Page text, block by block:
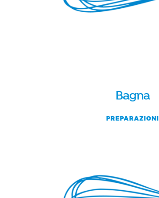
Bagna
PREPARAZIONI